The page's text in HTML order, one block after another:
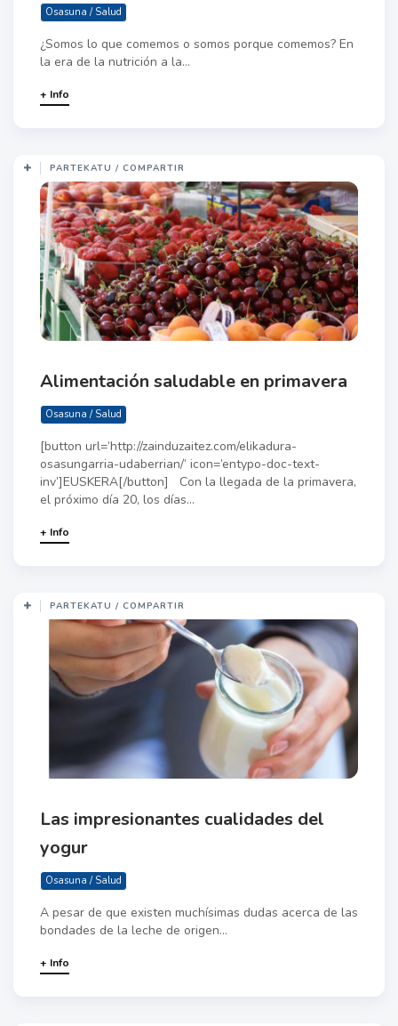
Osasuna / Salud
¿Somos lo que comemos o somos porque comemos? En
la era de la nutrición a la...
+ Info
PARTEKATU / COMPARTIR
Alimentación saludable en primavera
Osasuna / Salud
[button url=’http://zainduzaitez.com/elikadura-
osasungarria-udaberrian/’ icon=’entypo-doc-text-
inv’]EUSKERA[/button] Con la llegada de la primavera,
el próximo día 20, los días...
+ Info
PARTEKATU / COMPARTIR
Las impresionantes cualidades del
yogur
Osasuna / Salud
A pesar de que existen muchísimas dudas acerca de las
bondades de la leche de origen...
+ Info